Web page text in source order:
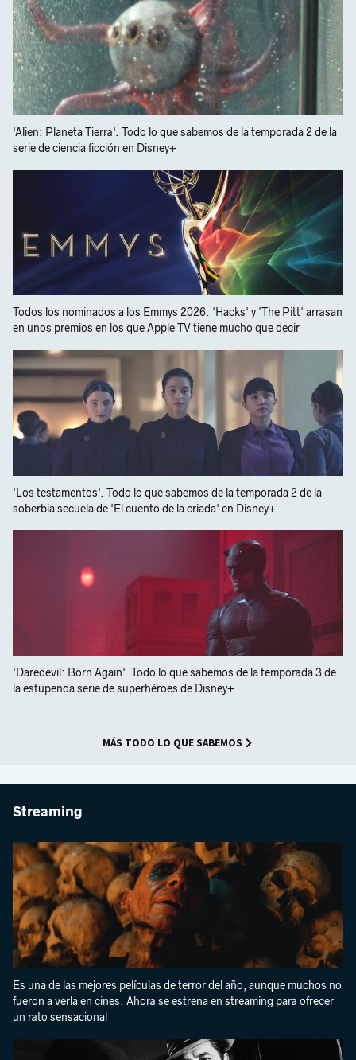
'Alien: Planeta Tierra'. Todo lo que sabemos de la temporada 2 de la
serie de ciencia ficción en Disney+
Todos los nominados a los Emmys 2026: 'Hacks' y 'The Pitt' arrasan
en unos premios en los que Apple TV tiene mucho que decir
'Los testamentos'. Todo lo que sabemos de la temporada 2 de la
soberbia secuela de 'El cuento de la criada' en Disney+
'Daredevil: Born Again'. Todo lo que sabemos de la temporada 3 de
la estupenda serie de superhéroes de Disney+
MÁS TODO LO QUE SABEMOS
Streaming
Es una de las mejores películas de terror del año, aunque muchos no
fueron a verla en cines. Ahora se estrena en streaming para ofrecer
un rato sensacional